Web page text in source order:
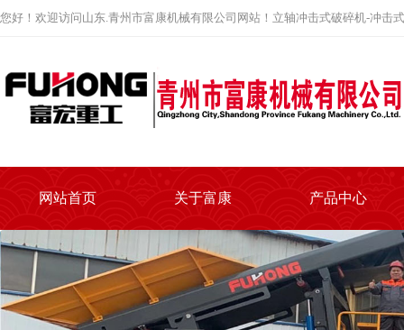
您好！欢迎访问山东.青州市富康机械有限公司网站！立轴冲击式破碎机-冲击
网站首页 关于富康 产品中心